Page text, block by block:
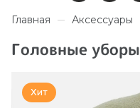
Главная Аксессуары
Головные уборы
Хит